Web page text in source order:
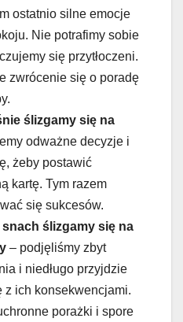
ostatnio silne emocje
Nie potrafimy sobie
się przytłoczeni.
zwrócenie się o poradę
ślizgamy się na
odważne decyzje i
żeby postawić
kartę. Tym razem
się sukcesów.
ślizgamy się na
– podjęliśmy zbyt
i niedługo przyjdzie
z ich konsekwencjami.
porażki i spore